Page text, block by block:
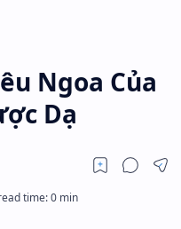
Ngoa Của
Dạ